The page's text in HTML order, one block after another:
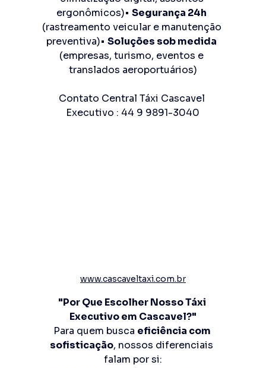
ergonômicos)• Segurança 24h
(rastreamento veicular e manutenção
preventiva)• Soluções sob medida
(empresas, turismo, eventos e
translados aeroportuários)
Contato Central Táxi Cascavel
Executivo : 44 9 9891-3040
www.cascaveltaxi.com.br
"Por Que Escolher Nosso Táxi
Executivo em Cascavel?"
Para quem busca eficiência com
sofisticação, nossos diferenciais
falam por si: